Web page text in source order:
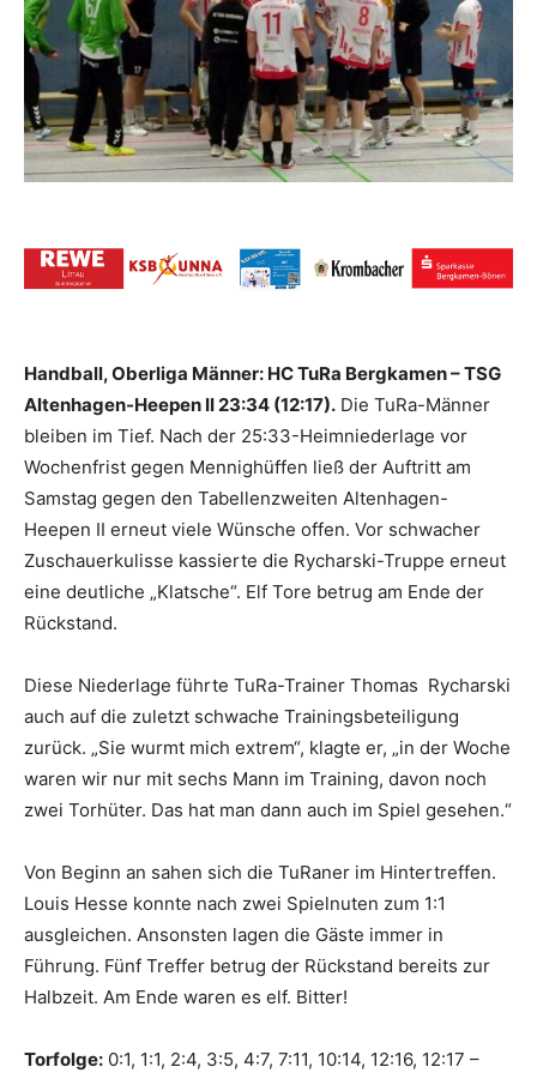
Handball, Oberliga Männer: HC TuRa Bergkamen – TSG
Altenhagen-Heepen II 23:34 (12:17). Die TuRa-Männer
bleiben im Tief. Nach der 25:33-Heimniederlage vor
Wochenfrist gegen Mennighüffen ließ der Auftritt am
Samstag gegen den Tabellenzweiten Altenhagen-
Heepen II erneut viele Wünsche offen. Vor schwacher
Zuschauerkulisse kassierte die Rycharski-Truppe erneut
eine deutliche „Klatsche“. Elf Tore betrug am Ende der
Rückstand.
Diese Niederlage führte TuRa-Trainer Thomas Rycharski
auch auf die zuletzt schwache Trainingsbeteiligung
zurück. „Sie wurmt mich extrem“, klagte er, „in der Woche
waren wir nur mit sechs Mann im Training, davon noch
zwei Torhüter. Das hat man dann auch im Spiel gesehen.“
Von Beginn an sahen sich die TuRaner im Hintertreffen.
Louis Hesse konnte nach zwei Spielnuten zum 1:1
ausgleichen. Ansonsten lagen die Gäste immer in
Führung. Fünf Treffer betrug der Rückstand bereits zur
Halbzeit. Am Ende waren es elf. Bitter!
Torfolge: 0:1, 1:1, 2:4, 3:5, 4:7, 7:11, 10:14, 12:16, 12:17 –